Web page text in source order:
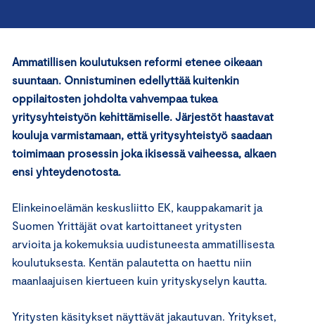
Ammatillisen koulutuksen reformi etenee oikeaan
suuntaan. Onnistuminen edellyttää kuitenkin
oppilaitosten johdolta vahvempaa tukea
yritysyhteistyön kehittämiselle. Järjestöt haastavat
kouluja varmistamaan, että yritysyhteistyö saadaan
toimimaan prosessin joka ikisessä vaiheessa, alkaen
ensi yhteydenotosta.
Elinkeinoelämän keskusliitto EK, kauppakamarit ja
Suomen Yrittäjät ovat kartoittaneet yritysten
arvioita ja kokemuksia uudistuneesta ammatillisesta
koulutuksesta. Kentän palautetta on haettu niin
maanlaajuisen kiertueen kuin yrityskyselyn kautta.
Yritysten käsitykset näyttävät jakautuvan. Yritykset,